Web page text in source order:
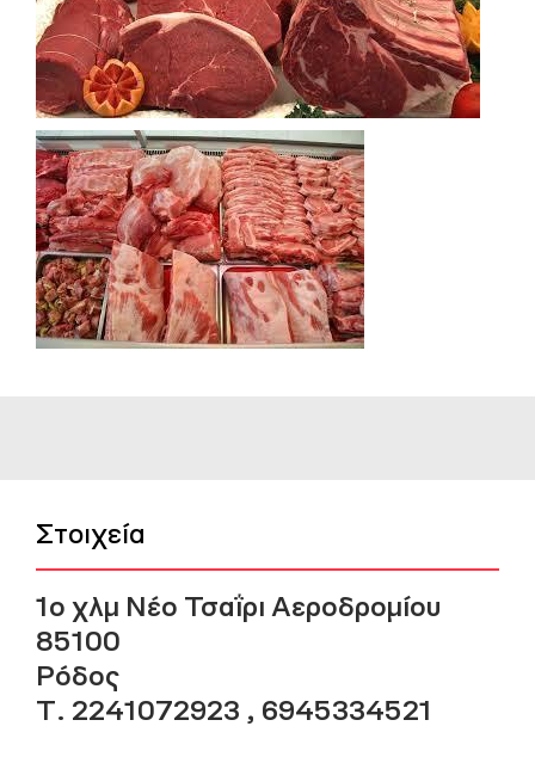
Στοιχεία
1ο χλμ Νέο Τσαΐρι Αεροδρομίου
85100
Ρόδος
Τ. 2241072923 , 6945334521